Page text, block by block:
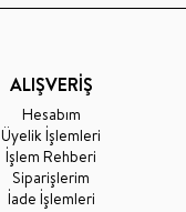
ALIŞVERİŞ
Hesabım
Üyelik İşlemleri
İşlem Rehberi
Siparişlerim
İade İşlemleri